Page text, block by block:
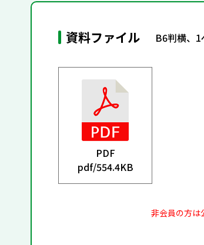
資料ファイル B6判横、1
PDF
pdf/554.4KB
非会員の方は